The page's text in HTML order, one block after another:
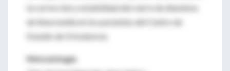
la corrección y estabilidad del cierre de diastema
de línea media en los pacientes del Centro de
Estudio de Ortodoncia.
Metodología